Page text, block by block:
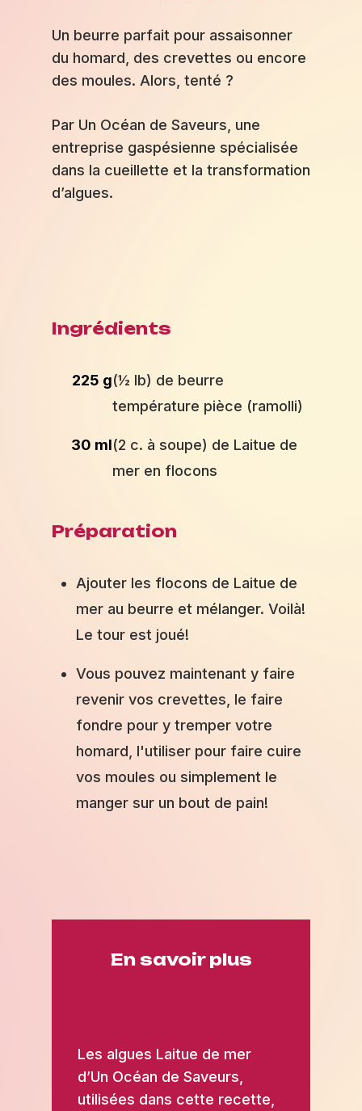
Un beurre parfait pour assaisonner
du homard, des crevettes ou encore
des moules. Alors, tenté ?
Par Un Océan de Saveurs, une
entreprise gaspésienne spécialisée
dans la cueillette et la transformation
d’algues.
Ingrédients
225 g(½ lb) de beurre
température pièce (ramolli)
30 ml(2 c. à soupe) de Laitue de
mer en flocons
Préparation
Ajouter les flocons de Laitue de
mer au beurre et mélanger. Voilà!
Le tour est joué!
Vous pouvez maintenant y faire
revenir vos crevettes, le faire
fondre pour y tremper votre
homard, l'utiliser pour faire cuire
vos moules ou simplement le
manger sur un bout de pain!
En savoir plus
Les algues Laitue de mer
d’Un Océan de Saveurs,
utilisées dans cette recette,